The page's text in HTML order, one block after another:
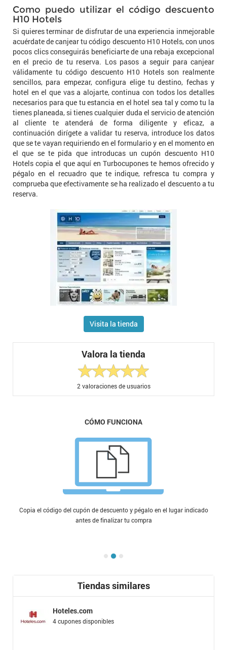
Como puedo utilizar el código descuento
H10 Hotels
Si quieres terminar de disfrutar de una experiencia inmejorable
acuérdate de canjear tu código descuento H10 Hotels, con unos
pocos clics conseguirás beneficiarte de una rebaja excepcional
en el precio de tu reserva. Los pasos a seguir para canjear
válidamente tu código descuento H10 Hotels son realmente
sencillos, para empezar, configura elige tu destino, fechas y
hotel en el que vas a alojarte, continua con todos los detalles
necesarios para que tu estancia en el hotel sea tal y como tu la
tienes planeada, si tienes cualquier duda el servicio de atención
al cliente te atenderá de forma diligente y eficaz, a
continuación dirígete a validar tu reserva, introduce los datos
que se te vayan requiriendo en el formulario y en el momento en
el que se te pida que introducas un cupón descuento H10
Hotels copia el que aquí en Turbocupones te hemos ofrecido y
pégalo en el recuadro que te indique, refresca tu compra y
comprueba que efectivamente se ha realizado el descuento a tu
reserva.
Visita la tienda
Valora la tienda
2 valoraciones de usuarios
CÓMO FUNCIONA
Copia el código del cupón de descuento y pégalo en el lugar indicado
antes de finalizar tu compra
Tiendas similares
Hoteles.com
4 cupones disponibles